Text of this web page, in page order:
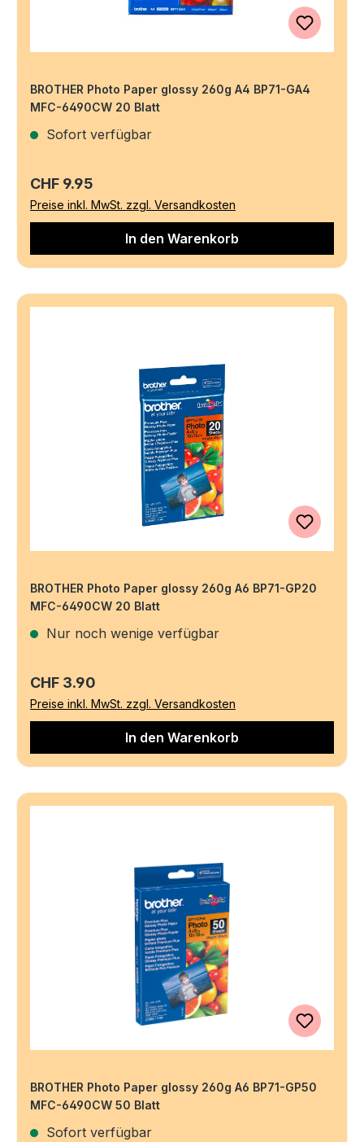
BROTHER Photo Paper glossy 260g A4 BP71-GA4
MFC-6490CW 20 Blatt
Sofort verfügbar
Regulärer Preis:
CHF 9.95
Preise inkl. MwSt. zzgl. Versandkosten
In den Warenkorb
BROTHER Photo Paper glossy 260g A6 BP71-GP20
MFC-6490CW 20 Blatt
Nur noch wenige verfügbar
Regulärer Preis:
CHF 3.90
Preise inkl. MwSt. zzgl. Versandkosten
In den Warenkorb
BROTHER Photo Paper glossy 260g A6 BP71-GP50
MFC-6490CW 50 Blatt
Sofort verfügbar